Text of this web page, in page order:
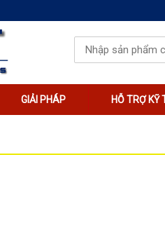
GIẢI PHÁP HỖ TRỢ KỸ